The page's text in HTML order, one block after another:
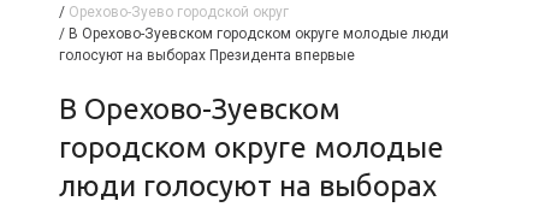
/ Орехово-Зуево городской округ
/ В Орехово-Зуевском городском округе молодые люди
голосуют на выборах Президента впервые
В Орехово-Зуевском
городском округе молодые
люди голосуют на выборах